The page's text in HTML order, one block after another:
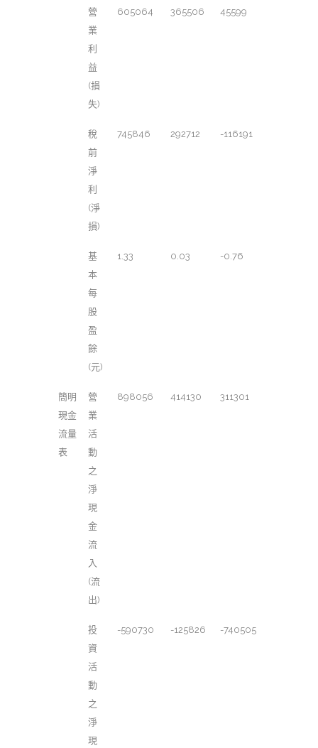
營
業
利
益
(損
失)
605064 365506 45599
稅
前
淨
利
(淨
損)
745846 292712 -116191
基
本
每
股
盈
餘
(元)
1.33 0.03 -0.76
簡明
現金
流量
表
營
業
活
動
之
淨
現
金
流
入
(流
出)
898056 414130 311301
投
資
活
動
之
淨
現
-590730 -125826 -740505